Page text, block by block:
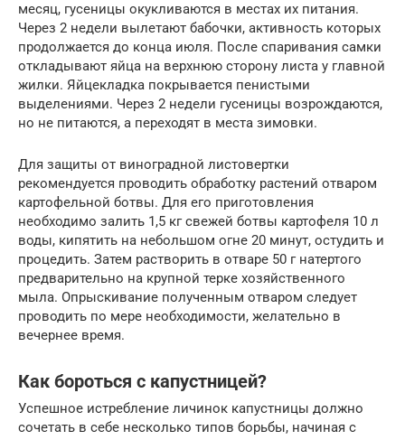
месяц, гусеницы окукливаются в местах их питания.
Через 2 недели вылетают бабочки, активность которых
продолжается до конца июля. После спаривания самки
откладывают яйца на верхнюю сторону листа у главной
жилки. Яйцекладка покрывается пенистыми
выделениями. Через 2 недели гусеницы возрождаются,
но не питаются, а переходят в места зимовки.
Для защиты от виноградной листовертки
рекомендуется проводить обработку растений отваром
картофельной ботвы. Для его приготовления
необходимо залить 1,5 кг свежей ботвы картофеля 10 л
воды, кипятить на небольшом огне 20 минут, остудить и
процедить. Затем растворить в отваре 50 г натертого
предварительно на крупной терке хозяйственного
мыла. Опрыскивание полученным отваром следует
проводить по мере необходимости, желательно в
вечернее время.
Как бороться с капустницей?
Успешное истребление личинок капустницы должно
сочетать в себе несколько типов борьбы, начиная с